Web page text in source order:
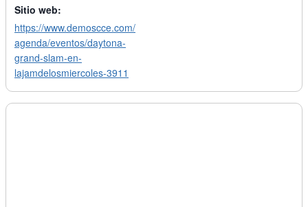
Sitio web:
https://www.demoscce.com/
agenda/eventos/daytona-
grand-slam-en-
lajamdelosmiercoles-3911